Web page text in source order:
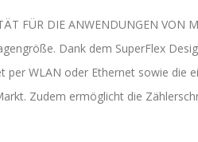
FÜR DIE ANWENDUNGEN
Dank dem SuperFlex
per WLAN oder Ethernet sowie
Zudem ermöglicht die